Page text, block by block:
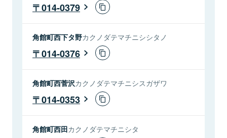
014-0379
角館町西下タ野カクノダテマチニシシタノ
014-0376
角館町西菅沢カクノダテマチニシスガザワ
014-0353
角館町西田カクノダテマチニシタ